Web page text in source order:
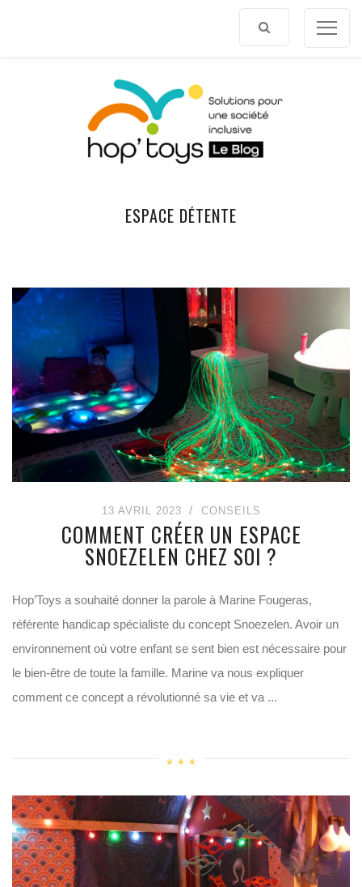
ESPACE DÉTENTE
13 AVRIL 2023 CONSEILS
COMMENT CRÉER UN ESPACE
SNOEZELEN CHEZ SOI ?
Hop’Toys a souhaité donner la parole à Marine Fougeras,
référente handicap spécialiste du concept Snoezelen. Avoir un
environnement où votre enfant se sent bien est nécessaire pour
le bien-être de toute la famille. Marine va nous expliquer
comment ce concept a révolutionné sa vie et va ...